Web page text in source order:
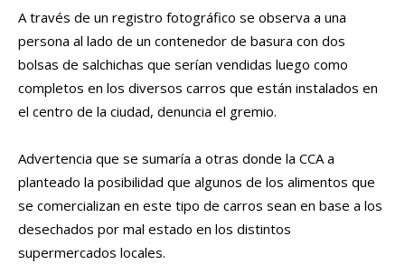
A través de un registro fotográfico se observa a una
persona al lado de un contenedor de basura con dos
bolsas de salchichas que serían vendidas luego como
completos en los diversos carros que están instalados en
el centro de la ciudad, denuncia el gremio.
Advertencia que se sumaría a otras donde la CCA a
planteado la posibilidad que algunos de los alimentos que
se comercializan en este tipo de carros sean en base a los
desechados por mal estado en los distintos
supermercados locales.